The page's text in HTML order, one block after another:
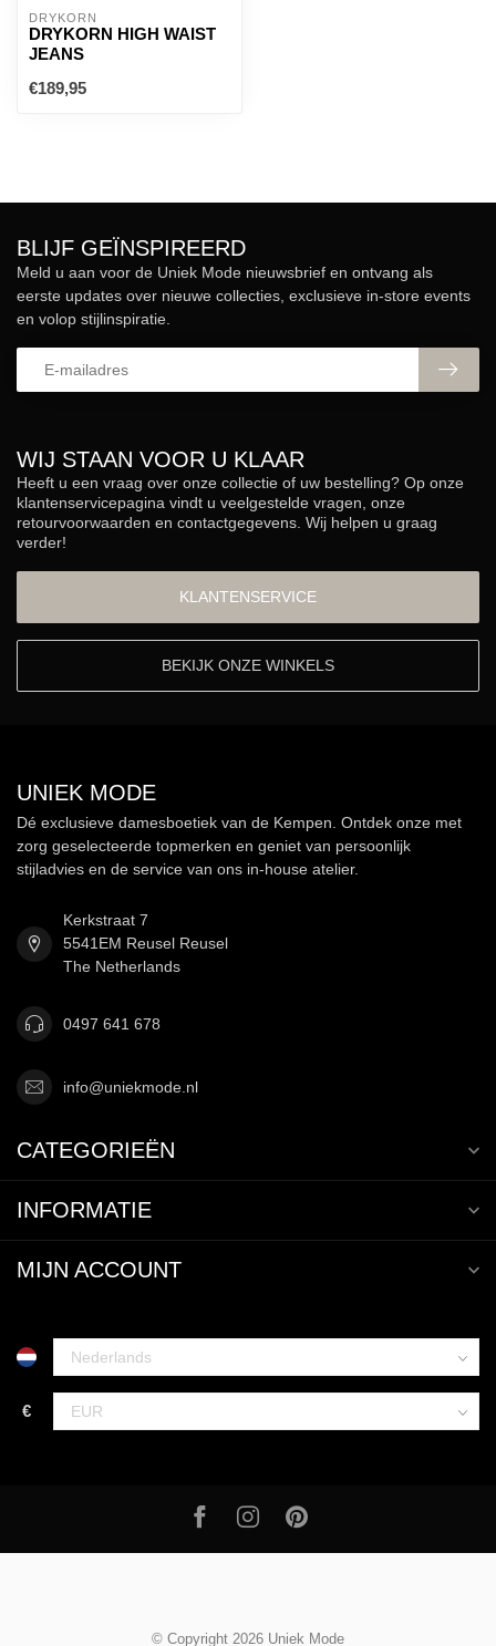
DRYKORN
DRYKORN HIGH WAIST
JEANS
€189,95
WIJ STAAN VOOR U KLAAR
Heeft u een vraag over onze collectie of uw bestelling? Op onze
klantenservicepagina vindt u veelgestelde vragen, onze
retourvoorwaarden en contactgegevens. Wij helpen u graag
verder!
KLANTENSERVICE
BEKIJK ONZE WINKELS
BLIJF GEÏNSPIREERD
Meld u aan voor de Uniek Mode nieuwsbrief en ontvang als
eerste updates over nieuwe collecties, exclusieve in-store events
en volop stijlinspiratie.
UNIEK MODE
Dé exclusieve damesboetiek van de Kempen. Ontdek onze met
zorg geselecteerde topmerken en geniet van persoonlijk
stijladvies en de service van ons in-house atelier.
Kerkstraat 7
5541EM Reusel Reusel
The Netherlands
0497 641 678
info@uniekmode.nl
CATEGORIEËN
INFORMATIE
MIJN ACCOUNT
€
© Copyright 2026 Uniek Mode